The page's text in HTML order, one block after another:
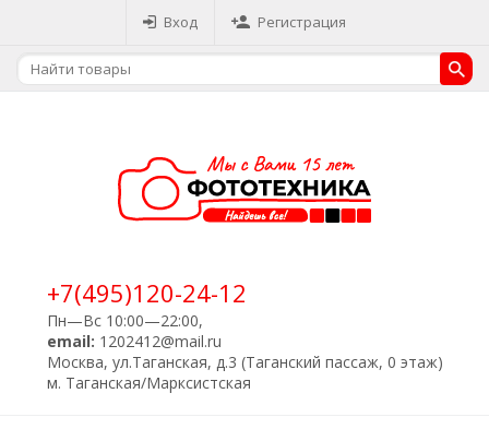
Вход Регистрация
+7(495)120-24-12
Пн—Вс 10:00—22:00,
email: 1202412@mail.ru
Москва, ул.Таганская, д.3 (Таганский пассаж, 0 этаж)
м. Таганская/Марксистская